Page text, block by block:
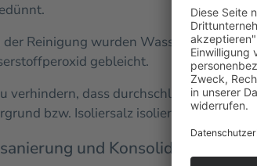
der Reinigung wurden Wasserflecken im
gebleicht.
verhindern, dass durchschlagende
bzw. Isoliersalz isoliert. Der
und Konsolidierung von